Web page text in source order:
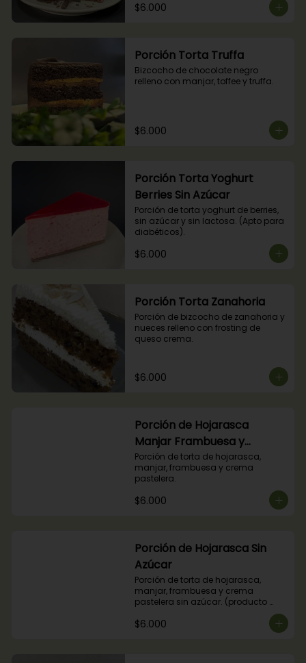
$6.000
Porción Torta Truffa
Bizcocho de chocolate negro
relleno con manjar, toffee y truffa.
$6.000
Porción Torta Yoghurt
Berries Sin Azúcar
Porción de torta yoghurt de berries,
sin azúcar y sin lactosa. (Apto para
diabéticos).
$6.000
Porción Torta Zanahoria
Porción de bizcocho de zanahoria y
nueces relleno con frosting de
queso crema.
$6.000
Porción de Hojarasca
Manjar Frambuesa y
Crema Pastelera
Porción de torta de hojarasca,
manjar, frambuesa y crema
pastelera.
$6.000
Porción de Hojarasca Sin
Azúcar
Porción de torta de hojarasca,
manjar, frambuesa y crema
pastelera sin azúcar. (producto
$6.000